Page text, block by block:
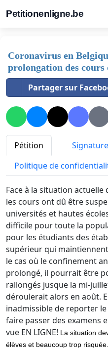
Petitionenligne.be
Coronavirus en
prolongation des cours
Partager sur
Pétition
Politique de
Face à la situation
les cours ont dû être
universités et hautes
difficile pour toute la
pour les étudiants des
supérieur qui
le cas où le confinement
prolongé, il pourrait être
rallongés jusque la mi-
déroulerait alors en août.
inadmissible de reporter
faire passer des examens
vue EN LIGNE! La situation
élèves et beaucoup trop risquée.